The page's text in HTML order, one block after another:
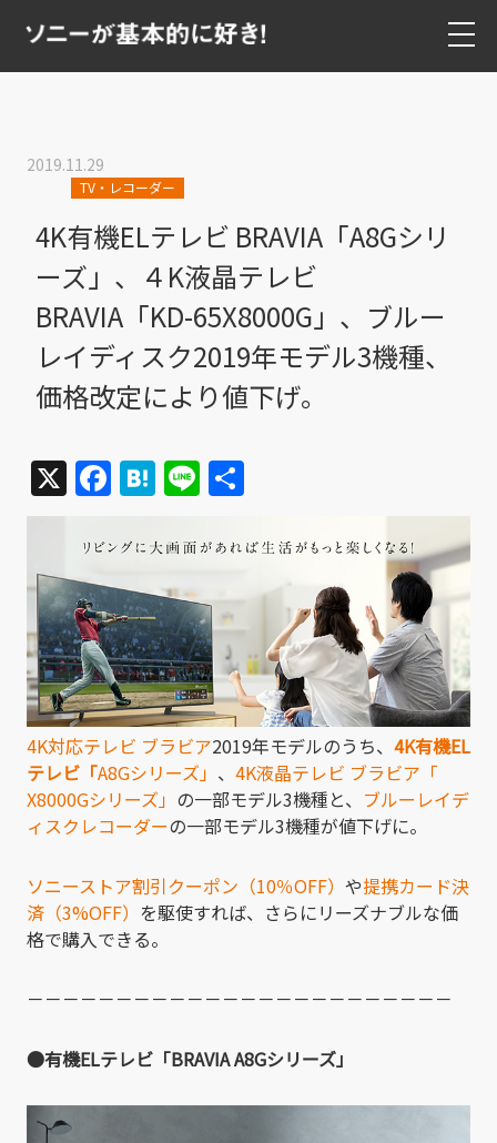
2019.11.29
TV・レコーダー
4K有機ELテレビ BRAVIA「A8Gシリ
ーズ」、４K液晶テレビ
BRAVIA「KD-65X8000G」、ブルー
レイディスク2019年モデル3機種、
価格改定により値下げ。
X Facebook
Hatena
Line
4K対応テレビ ブラビア2019年モデルのうち、 4K有機EL
テレビ「A8Gシリーズ」 、 4K液晶テレビ ブラビア「
X8000Gシリーズ」 の一部モデル3機種と、 ブルーレイデ
ィスクレコーダーの一部モデル3機種が値下げに。
ソニーストア割引クーポン（10％OFF） や提携カード決
済（3%OFF） を駆使すれば、さらにリーズナブルな価
格で購入できる。
－－－－－－－－－－－－－－－－－－－－－－－－
●有機ELテレビ「BRAVIA A8Gシリーズ」